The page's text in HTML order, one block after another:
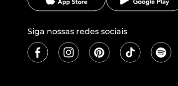
Siga nossas redes sociais